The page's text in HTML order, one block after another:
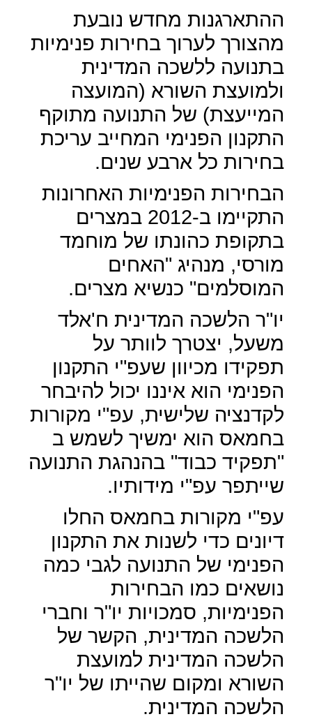
ההתארגנות מחדש נובעת
מהצורך לערוך בחירות פנימיות
בתנועה ללשכה המדינית
ולמועצת השורא (המועצה
המייעצת) של התנועה מתוקף
התקנון הפנימי המחייב עריכת
בחירות כל ארבע שנים.
הבחירות הפנימיות האחרונות
התקיימו ב-2012 במצרים
בתקופת כהונתו של מוחמד
מורסי, מנהיג "האחים
המוסלמים" כנשיא מצרים.
יו"ר הלשכה המדינית ח'אלד
משעל, יצטרך לוותר על
תפקידו מכיוון שעפ"י התקנון
הפנימי הוא איננו יכול להיבחר
לקדנציה שלישית, עפ"י מקורות
בחמאס הוא ימשיך לשמש ב
"תפקיד כבוד" בהנהגת התנועה
שייתפר עפ"י מידותיו.
עפ"י מקורות בחמאס החלו
דיונים כדי לשנות את התקנון
הפנימי של התנועה לגבי כמה
נושאים כמו הבחירות
הפנימיות, סמכויות יו"ר וחברי
הלשכה המדינית, הקשר של
הלשכה המדינית למועצת
השורא ומקום שהייתו של יו"ר
הלשכה המדינית.